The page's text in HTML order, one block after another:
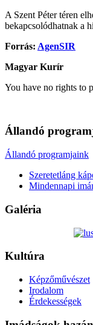
A Szent Péter téren
bekapcsolódhatnak a
Forrás: AgenSIR
Magyar Kurír
You have no rights to
Állandó
Állandó programjaink
Szeretetláng
Mindennapi
Galéria
Kultúra
Képzőművészet
Irodalom
Érdekességek